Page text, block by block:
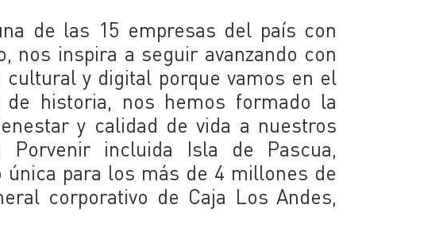
de las 15 empresas del país con
nos inspira a seguir avanzando con
y digital porque vamos en el
historia, nos hemos formado la
y calidad de vida a nuestros
incluida Isla de Pascua,
para los más de 4 millones de
corporativo de Caja Los Andes,